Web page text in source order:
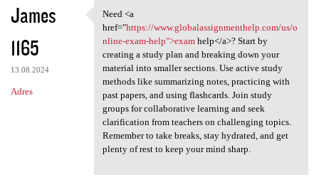
James
1165
13.08.2024
Adres
Need <a href="https://www
Need <a
href="https://www.globalassignmenthelp.com/us/o
nline-exam-help">examhelp</a>? Start by
creating a study plan and breaking down your
material into smaller sections. Use active study
methods like summarizing notes, practicing with
past papers, and using flashcards. Join study
groups for collaborative learning and seek
clarification from teachers on challenging topics.
Remember to take breaks, stay hydrated, and get
plenty of rest to keep your mind sharp.